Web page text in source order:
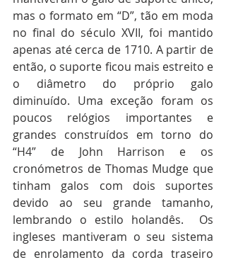
mas o formato em “D”, tão em moda
no final do século XVII, foi mantido
apenas até cerca de 1710. A partir de
então, o suporte ficou mais estreito e
o diâmetro do próprio galo
diminuído. Uma exceção foram os
poucos relógios importantes e
grandes construídos em torno do
“H4” de John Harrison e os
cronómetros de Thomas Mudge que
tinham galos com dois suportes
devido ao seu grande tamanho,
lembrando o estilo holandês.  Os
ingleses mantiveram o seu sistema
de enrolamento da corda traseiro